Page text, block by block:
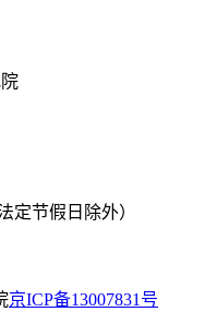
定节假日除外）
京ICP备13007831号